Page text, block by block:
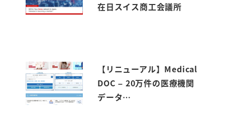
在日スイス商工会議所
【リニューアル】Medical
DOC – 20万件の医療機関
データ…